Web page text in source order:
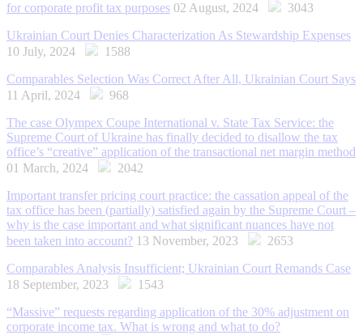
for corporate profit tax purposes 02 August, 2024
3043
Ukrainian Court Denies Characterization As Stewardship Expenses
10 July, 2024
1588
Comparables Selection Was Correct After All, Ukrainian Court Says
11 April, 2024
968
The case Olympex Coupe International v. State Tax Service: the
Supreme Court of Ukraine has finally decided to disallow the tax
office’s “creative” application of the transactional net margin method
01 March, 2024
2042
Important transfer pricing court practice: the cassation appeal of the
tax office has been (partially) satisfied again by the Supreme Court –
why is the case important and what significant nuances have not
been taken into account? 13 November, 2023
2653
Comparables Analysis Insufficient; Ukrainian Court Remands Case
18 September, 2023
1543
“Massive” requests regarding application of the 30% adjustment on
corporate income tax. What is wrong and what to do?